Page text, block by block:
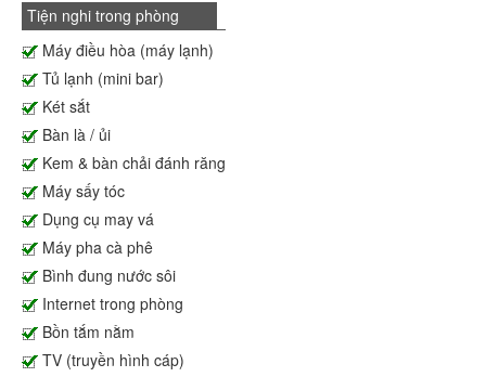
Tiện nghi trong phòng
Máy điều hòa (máy lạnh)
Tủ lạnh (mini bar)
Két sắt
Bàn là / ủi
Kem & bàn chải đánh răng
Máy sấy tóc
Dụng cụ may vá
Máy pha cà phê
Bình đung nước sôi
Internet trong phòng
Bồn tắm nằm
TV (truyền hình cáp)